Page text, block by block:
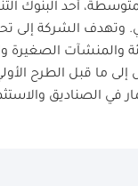
أحد البنوك
وتهدف الشركة إلى
والمنشآت الصغيرة
ما قبل الطرح
في الصناديق